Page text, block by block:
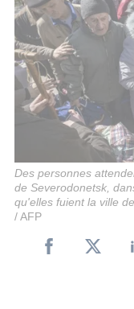
Des personnes
de Severodonetsk,
qu'elles fuient la ville
/ AFP